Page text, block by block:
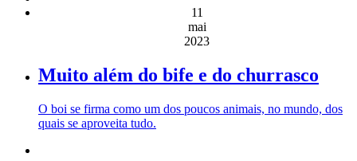
11
mai
2023
Muito além do bife e do churrasco
O boi se firma como um dos poucos animais, no mundo, dos
quais se aproveita tudo.